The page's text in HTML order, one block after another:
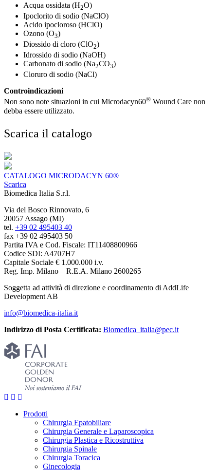
Acqua ossidata (H2O)
Ipoclorito di sodio (NaClO)
Acido ipocloroso (HClO)
Ozono (O3)
Diossido di cloro (ClO2)
Idrossido di sodio (NaOH)
Carbonato di sodio (Na2CO3)
Cloruro di sodio (NaCl)
Controindicazioni
Non sono note situazioni in cui Microdacyn60® Wound Care non
debba essere utilizzato.
Scarica il catalogo
CATALOGO MICRODACYN 60®
Scarica
Biomedica Italia S.r.l.
Via del Bosco Rinnovato, 6
20057 Assago (MI)
tel. +39 02 495403 40
fax +39 02 495403 50
Partita IVA e Cod. Fiscale: IT11408800966
Codice SDI: A4707H7
Capitale Sociale € 1.000.000 i.v.
Reg. Imp. Milano – R.E.A. Milano 2600265
Soggetta ad attività di direzione e coordinamento di AddLife
Development AB
info@biomedica-italia.it
Indirizzo di Posta Certificata: Biomedica_italia@pec.it
Prodotti
Chirurgia Epatobiliare
Chirurgia Generale e Laparoscopica
Chirurgia Plastica e Ricostruttiva
Chirurgia Spinale
Chirurgia Toracica
Ginecologia